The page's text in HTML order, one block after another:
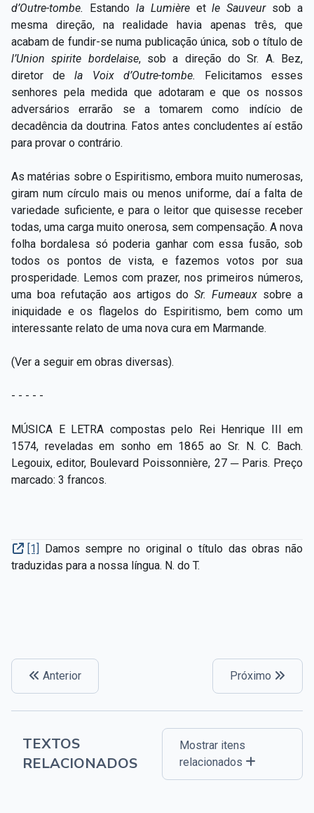
d’Outre-tombe. Estando la Lumière etle Sauveur sob a
mesma direção, na realidade havia apenas três, que
acabam de fundir-se numa publicação única, sob o título de
l’Union spirite bordelaise, sob a direção do Sr. A. Bez,
diretor dela Voix d’Outre-tombe. Felicitamos esses
senhores pela medida que adotaram e que os nossos
adversários errarão se a tomarem como indício de
decadência da doutrina. Fatos antes concludentes aí estão
para provar o contrário.
As matérias sobre o Espiritismo, embora muito numerosas,
giram num círculo mais ou menos uniforme, daí a falta de
variedade suficiente, e para o leitor que quisesse receber
todas, uma carga muito onerosa, sem compensação. A nova
folha bordalesa só poderia ganhar com essa fusão, sob
todos os pontos de vista, e fazemos votos por sua
prosperidade. Lemos com prazer, nos primeiros números,
uma boa refutação aos artigos doSr. Fumeaux sobre a
iniquidade e os flagelos do Espiritismo, bem como um
interessante relato de uma nova cura em Marmande.
(Ver a seguir em obras diversas).
- - - - -
MÚSICA E LETRA compostas pelo Rei Henrique III em
1574, reveladas em sonho em 1865 ao Sr. N. C. Bach.
Legouix, editor, Boulevard Poissonnière, 27 ─ Paris. Preço
marcado: 3 francos.
[1] Damos sempre no original o título das obras não
traduzidas para a nossa língua. N. do T.
Anterior Próximo
TEXTOS
RELACIONADOS
Mostrar itens
relacionados